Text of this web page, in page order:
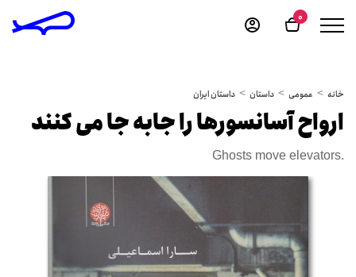
0
خانه عمومی داستان داستان ایران
ارواح آسانسورها را جابه جا می کنند
Ghosts move elevators.